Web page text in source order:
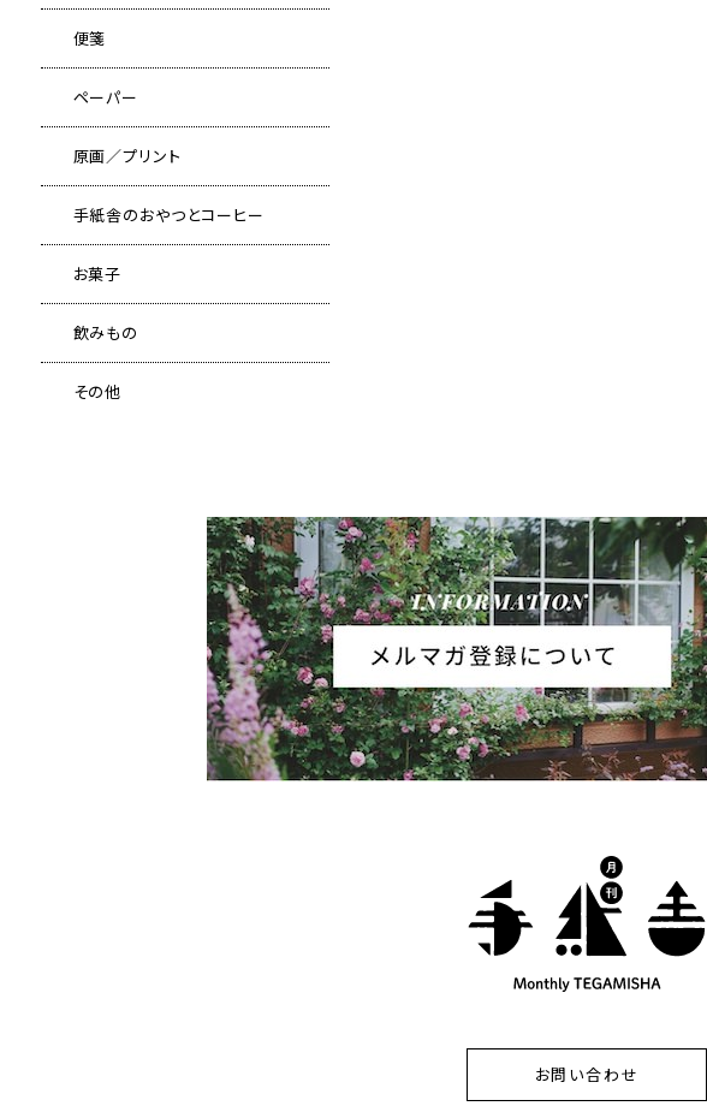
便箋
ペーパー
原画／プリント
手紙舎のおやつとコーヒー
お菓子
飲みもの
その他
お問い合わせ